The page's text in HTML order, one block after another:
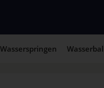
Wasserspringen